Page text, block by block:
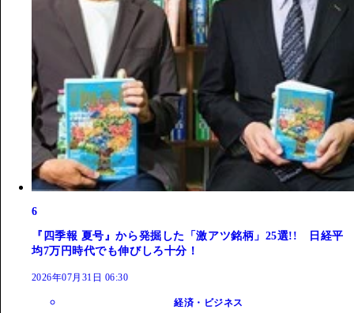
6
『四季報 夏号』から発掘した「激アツ銘柄」25選!! 日経平
均7万円時代でも伸びしろ十分！
2026年07月31日 06:30
経済・ビジネス